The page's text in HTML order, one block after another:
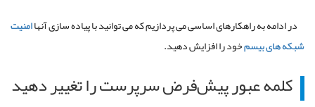
در ادامه به راهکارهای اساسی می پردازیم که می توانید با پیاده سازی آنهاامنیت
شبکه های بیسمخود را افزایش دهید.
کلمهعبورپیشفرضسرپرستراتغییردهید